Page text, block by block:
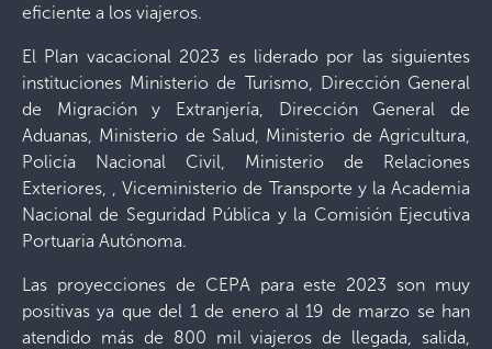
eficiente a los viajeros.
El Plan vacacional 2023 es liderado por las siguientes
instituciones Ministerio de Turismo, Dirección General
de Migración y Extranjería, Dirección General de
Aduanas, Ministerio de Salud, Ministerio de Agricultura,
Policía Nacional Civil, Ministerio de Relaciones
Exteriores, , Viceministerio de Transporte y la Academia
Nacional de Seguridad Pública y la Comisión Ejecutiva
Portuaria Autónoma.
Las proyecciones de CEPA para este 2023 son muy
positivas ya que del 1 de enero al 19 de marzo se han
atendido más de 800 mil viajeros de llegada, salida,